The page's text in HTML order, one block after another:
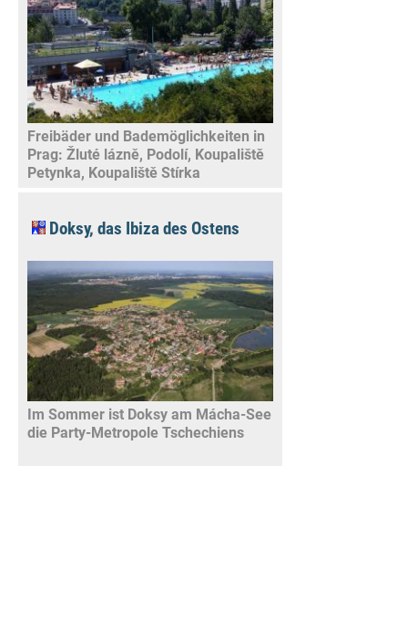
Freibäder und Bademöglichkeiten in
Prag: Žluté lázně, Podolí, Koupaliště
Petynka, Koupaliště Stírka
Doksy, das Ibiza des Ostens
Im Sommer ist Doksy am Mácha-See
die Party-Metropole Tschechiens